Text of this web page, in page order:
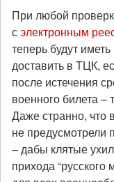
При любой
сэлектронным
теперь будут
доставить в ТЦК,
после истечения
военного билета
Даже странно, что
не предусмотрели
– дабы клятые
прихода